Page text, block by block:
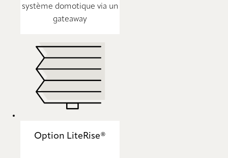
système domotique via un
gateaway
Option LiteRise®